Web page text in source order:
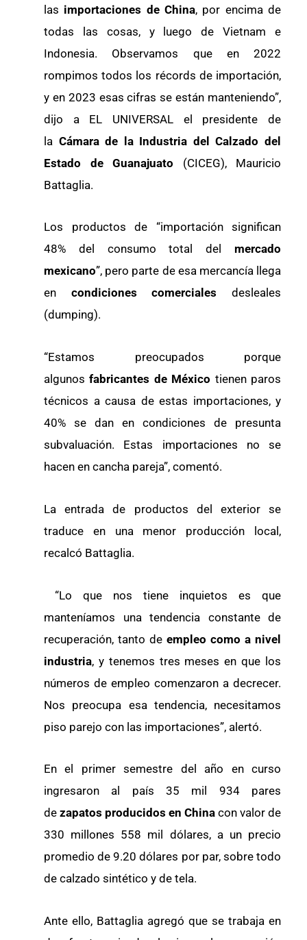
las importaciones de China, por encima de
todas las cosas, y luego de Vietnam e
Indonesia. Observamos que en 2022
rompimos todos los récords de importación,
y en 2023 esas cifras se están manteniendo”,
dijo a EL UNIVERSAL el presidente de
la Cámara de la Industria del Calzado del
Estado de Guanajuato (CICEG), Mauricio
Battaglia.
Los productos de “importación significan
48% del consumo total del mercado
mexicano”, pero parte de esa mercancía llega
en condiciones comerciales desleales
(dumping).
“Estamos preocupados porque
algunosfabricantes de México tienen paros
técnicos a causa de estas importaciones, y
40% se dan en condiciones de presunta
subvaluación. Estas importaciones no se
hacen en cancha pareja”, comentó.
La entrada de productos del exterior se
traduce en una menor producción local,
recalcó Battaglia.
“Lo que nos tiene inquietos es que
manteníamos una tendencia constante de
recuperación, tanto de empleo como a nivel
industria, y tenemos tres meses en que los
números de empleo comenzaron a decrecer.
Nos preocupa esa tendencia, necesitamos
piso parejo con las importaciones”, alertó.
En el primer semestre del año en curso
ingresaron al país 35 mil 934 pares
de zapatos producidos en China con valor de
330 millones 558 mil dólares, a un precio
promedio de 9.20 dólares por par, sobre todo
de calzado sintético y de tela.
Ante ello, Battaglia agregó que se trabaja en